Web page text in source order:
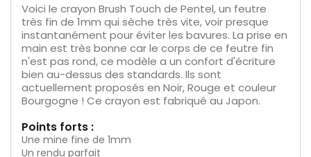
Voici le crayon Brush Touch de Pentel, un feutre
très fin de 1mm qui sèche très vite, voir presque
instantanément pour éviter les bavures. La prise en
main est très bonne car le corps de ce feutre fin
n'est pas rond, ce modèle a un confort d'écriture
bien au-dessus des standards. Ils sont
actuellement proposés en Noir, Rouge et couleur
Bourgogne ! Ce crayon est fabriqué au Japon.
Points forts :
Une mine fine de 1mm
Un rendu parfait